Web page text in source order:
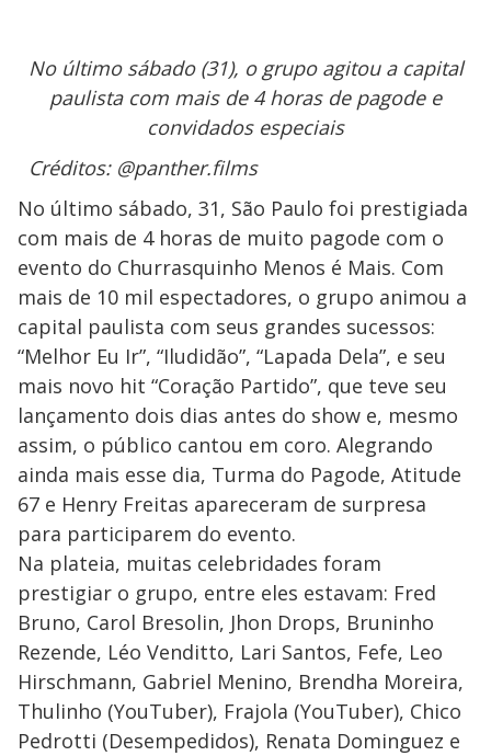
No último sábado (31), o grupo agitou a capital
paulista com mais de 4 horas de pagode e
convidados especiais
Créditos: @panther.films
No último sábado, 31, São Paulo foi prestigiada
com mais de 4 horas de muito pagode com o
evento do Churrasquinho Menos é Mais. Com
mais de 10 mil espectadores, o grupo animou a
capital paulista com seus grandes sucessos:
“Melhor Eu Ir”, “Iludidão”, “Lapada Dela”, e seu
mais novo hit “Coração Partido”, que teve seu
lançamento dois dias antes do show e, mesmo
assim, o público cantou em coro. Alegrando
ainda mais esse dia, Turma do Pagode, Atitude
67 e Henry Freitas apareceram de surpresa
para participarem do evento.
Na plateia, muitas celebridades foram
prestigiar o grupo, entre eles estavam: Fred
Bruno, Carol Bresolin, Jhon Drops, Bruninho
Rezende, Léo Venditto, Lari Santos, Fefe, Leo
Hirschmann, Gabriel Menino, Brendha Moreira,
Thulinho (YouTuber), Frajola (YouTuber), Chico
Pedrotti (Desempedidos), Renata Dominguez e